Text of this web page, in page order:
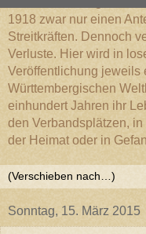
1918 zwar nur einen
Streitkräften. Dennoch
Verluste. Hier wird in
Veröffentlichung jeweils
Württembergischen
einhundert Jahren ihr
den Verbandsplätzen,
der Heimat oder in
Sonntag, 15. März 2015